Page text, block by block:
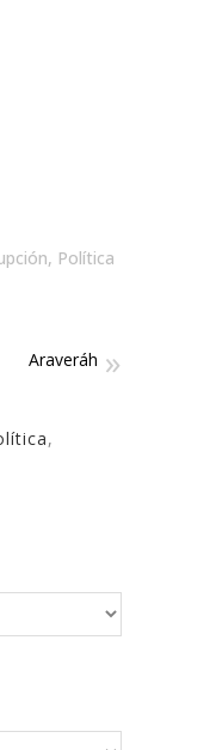
, Política
Araveráh
,